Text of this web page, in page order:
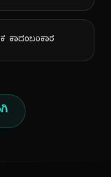
ಕಾದಂಬರಿಕಾರ